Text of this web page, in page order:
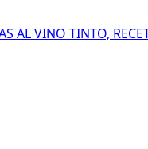
AL VINO TINTO,